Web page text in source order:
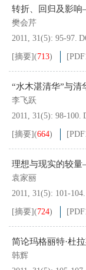
转折、回归及影
樊会芹
2011, 31(5): 95-97.
[摘要](713) [PDF
“水木湛清华”与清
李飞跃
2011, 31(5): 98-100.
[摘要](664) [PDF
理想与现实的较
袁家丽
2011, 31(5): 101-104.
[摘要](724) [PDF
简论玛格丽特·杜
韩辉